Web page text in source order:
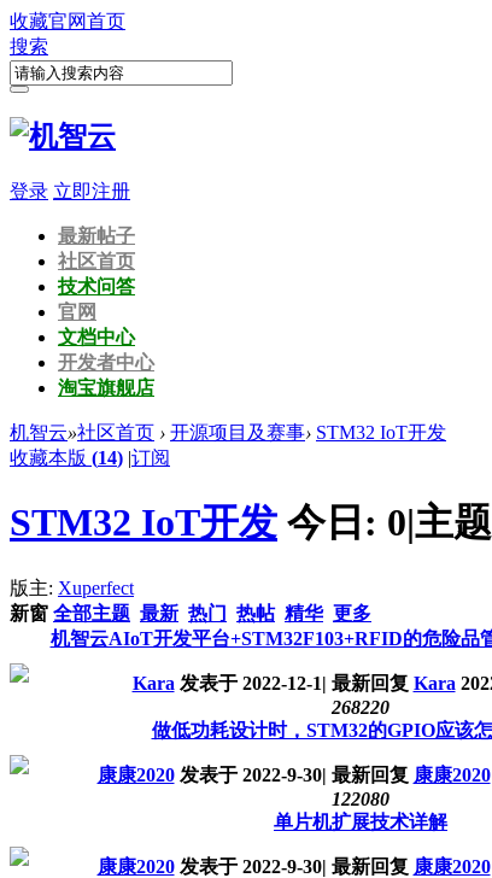
收藏官网首页
搜索
登录 立即注册
最新帖子
社区首页
技术问答
官网
文档中心
开发者中心
淘宝旗舰店
机智云»社区首页 › 开源项目及赛事› STM32 IoT开发
收藏本版 (14) |订阅
STM32 IoT开发 今日: 0|主
版主: Xuperfect
新窗 全部主题 最新 热门 热帖 精华 更多
机智云AIoT开发平台+STM32F103+RFID的危险品
Kara 发表于 2022-12-1| 最新回复 Kara
268220
做低功耗设计时，STM32的GPIO应该
康康2020发表于 2022-9-30| 最新回复 康康2020
122080
单片机扩展技术详解
康康2020发表于 2022-9-30| 最新回复 康康2020